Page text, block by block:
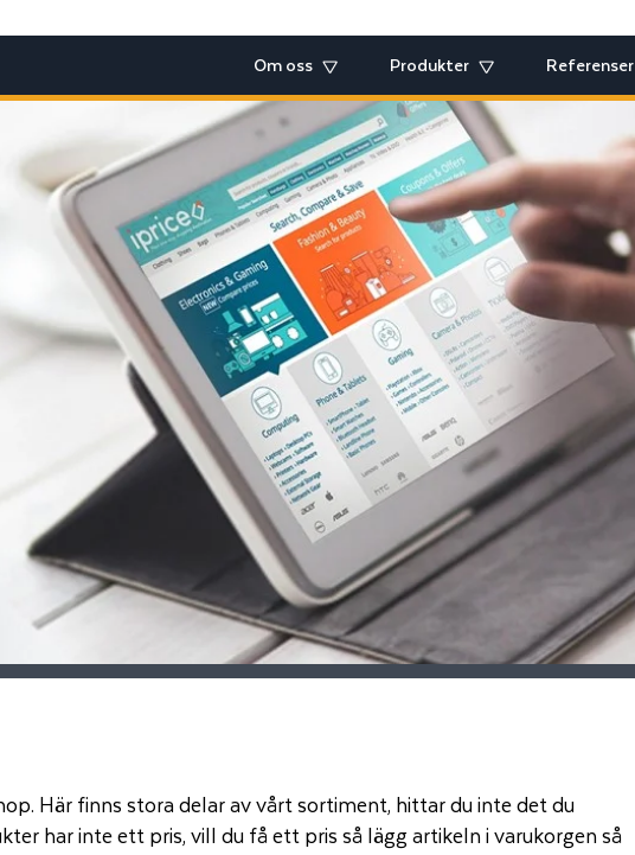
Om oss Produkter Referenser
Här finns stora delar av vårt sortiment, hittar du inte det du
har inte ett pris, vill du få ett pris så lägg artikeln i varukorgen så